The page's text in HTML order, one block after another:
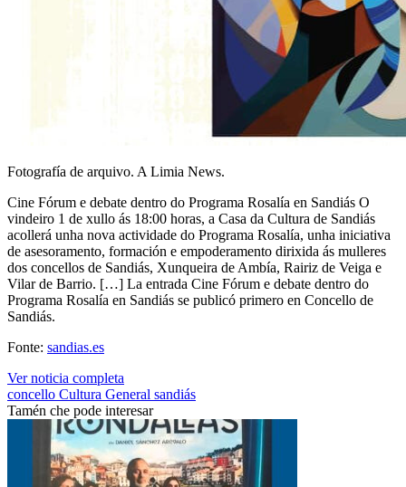
Fotografía de arquivo. A Limia News.
Cine Fórum e debate dentro do Programa Rosalía en Sandiás O
vindeiro 1 de xullo ás 18:00 horas, a Casa da Cultura de Sandiás
acollerá unha nova actividade do Programa Rosalía, unha iniciativa
de asesoramento, formación e empoderamento dirixida ás mulleres
dos concellos de Sandiás, Xunqueira de Ambía, Rairiz de Veiga e
Vilar de Barrio. […] La entrada Cine Fórum e debate dentro do
Programa Rosalía en Sandiás se publicó primero en Concello de
Sandiás.
Fonte: sandias.es
Ver noticia completa
concello Cultura General sandiás
Tamén che pode interesar